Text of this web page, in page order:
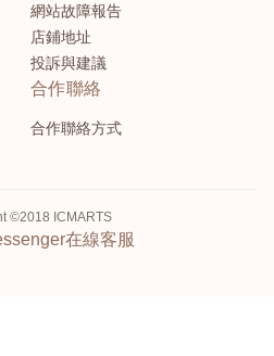
網站故障報告
店鋪地址
投訴與建議
合作聯絡
合作聯絡方式
©2018 ICMARTS
在線客服